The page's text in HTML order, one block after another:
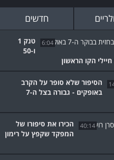
חדשים
6:04
טנק 1
ו-50
הקו הראשון
הסיפור שלא סופר על הקרב
באופקים - גבורה בצל ה-7
40:14
הכירו את סיפורו של
המפקד שקפץ על רימון